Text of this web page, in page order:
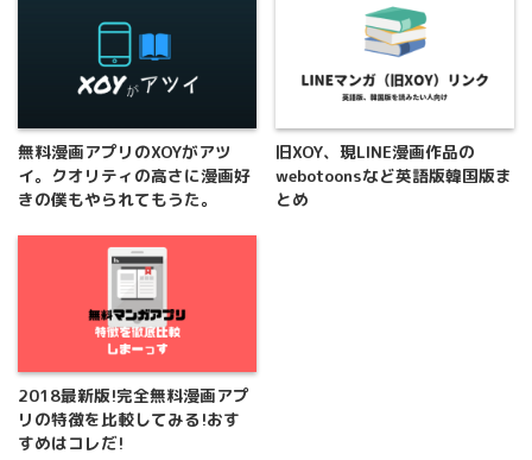
無料漫画アプリのXOYがアツ
イ。クオリティの高さに漫画好
きの僕もやられてもうた。
旧XOY、現LINE漫画作品の
webotoonsなど英語版韓国版ま
とめ
2018最新版!完全無料漫画アプ
リの特徴を比較してみる!おす
すめはコレだ!